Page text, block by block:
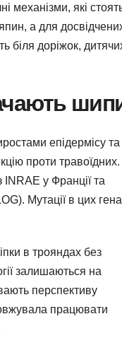
механізми, які
а для
біля доріжок,
епідермісу та
проти
INRAE у Франції та
Мутації в цих
в трояндах без
залишаються на
перспективу
працювати